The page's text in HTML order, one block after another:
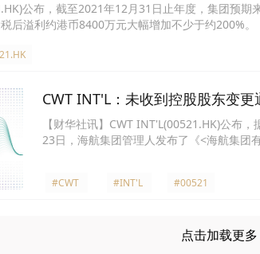
公布，截至2021年12月31日止年度，集团预
后溢利约港币8400万元大幅增加不少于约200%。
CWT INT'L：未收到控股股东变
【财华社讯】CWT INT'L(00521.HK)公布
23日，海航集团管理人发布了《<海航集团
第八十四、八十六条的规定，根据核查结
#CWT #INT'L #00521
点击加载更多